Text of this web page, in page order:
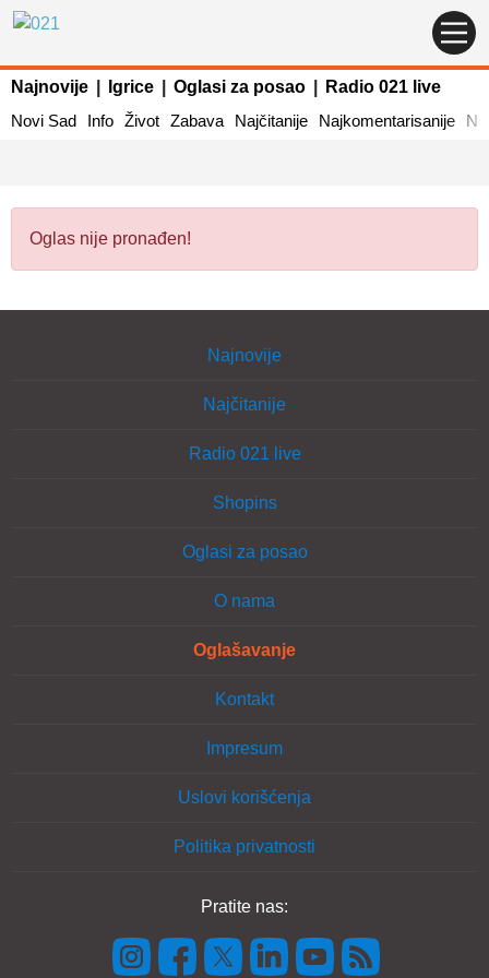
Najnovije Igrice Oglasi za posao
Radio 021 live
Novi Sad
Info Život Zabava Najčitanije Najkomentarisanije
Oglas nije pronađen!
Najnovije
Najčitanije
Radio 021 live
Shopins
Oglasi za posao
O nama
Oglašavanje
Kontakt
Impresum
Uslovi korišćenja
Politika privatnosti
Pratite nas: